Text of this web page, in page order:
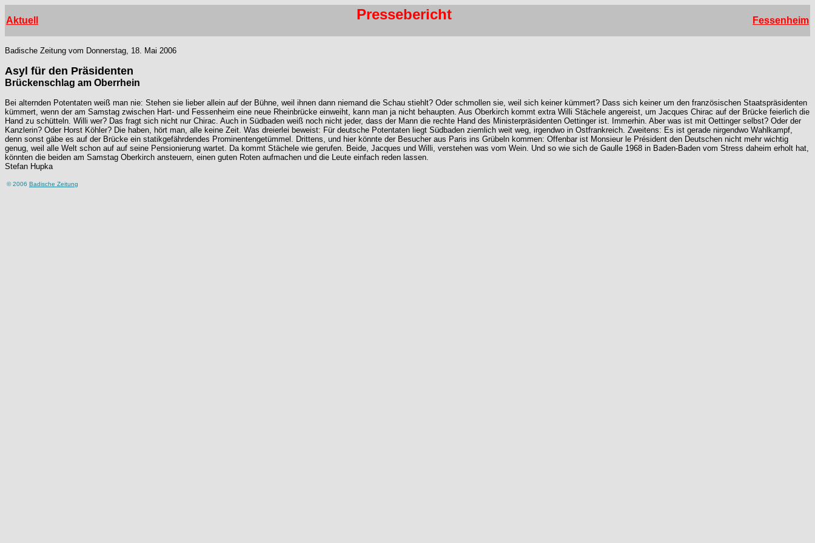
Aktuell Pressebericht Fessenheim
Badische Zeitung vom Donnerstag, 18. Mai 2006
Asyl für den Präsidenten
Brückenschlag am Oberrhein
Bei alternden Potentaten weiß man nie: Stehen sie lieber allein auf der Bühne, weil ihnen dann niemand die Schau stiehlt? Oder schmollen sie, weil sich keiner kümmert? Dass sich keiner um den französischen Staatspräsidenten
kümmert, wenn der am Samstag zwischen Hart- und Fessenheim eine neue Rheinbrücke einweiht, kann man ja nicht behaupten. Aus Oberkirch kommt extra Willi Stächele angereist, um Jacques Chirac auf der Brücke feierlich die
Hand zu schütteln. Willi wer? Das fragt sich nicht nur Chirac. Auch in Südbaden weiß noch nicht jeder, dass der Mann die rechte Hand des Ministerpräsidenten Oettinger ist. Immerhin. Aber was ist mit Oettinger selbst? Oder der
Kanzlerin? Oder Horst Köhler? Die haben, hört man, alle keine Zeit. Was dreierlei beweist: Für deutsche Potentaten liegt Südbaden ziemlich weit weg, irgendwo in Ostfrankreich. Zweitens: Es ist gerade nirgendwo Wahlkampf,
denn sonst gäbe es auf der Brücke ein statikgefährdendes Prominentengetümmel. Drittens, und hier könnte der Besucher aus Paris ins Grübeln kommen: Offenbar ist Monsieur le Président den Deutschen nicht mehr wichtig
genug, weil alle Welt schon auf auf seine Pensionierung wartet. Da kommt Stächele wie gerufen. Beide, Jacques und Willi, verstehen was vom Wein. Und so wie sich de Gaulle 1968 in Baden-Baden vom Stress daheim erholt hat,
könnten die beiden am Samstag Oberkirch ansteuern, einen guten Roten aufmachen und die Leute einfach reden lassen.
Stefan Hupka
© 2006 Badische Zeitung